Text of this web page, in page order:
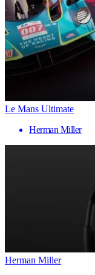
Le Mans Ultimate
Herman Miller
Herman Miller